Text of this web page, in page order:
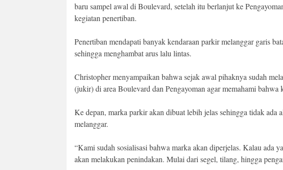
baru sampel awal di Boulevard, setelah itu berlanjut ke
kegiatan penertiban.
Penertiban mendapati banyak kendaraan parkir melanggar garis
sehingga menghambat arus lalu lintas.
Christopher menyampaikan bahwa sejak awal pihaknya sudah
(jukir) di area Boulevard dan Pengayoman agar memahami bahwa
Ke depan, marka parkir akan dibuat lebih jelas sehingga tidak ada
melanggar.
“Kami sudah sosialisasi bahwa marka akan diperjelas. Kalau ada
akan melakukan penindakan. Mulai dari segel, tilang, hingga